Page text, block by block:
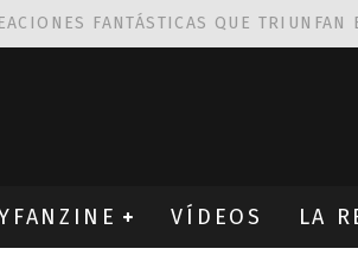
FANTÁSTICAS QUE TRIUNFAN
PROVOCATIVA Y ERÓTICA
VÍDEOS LA